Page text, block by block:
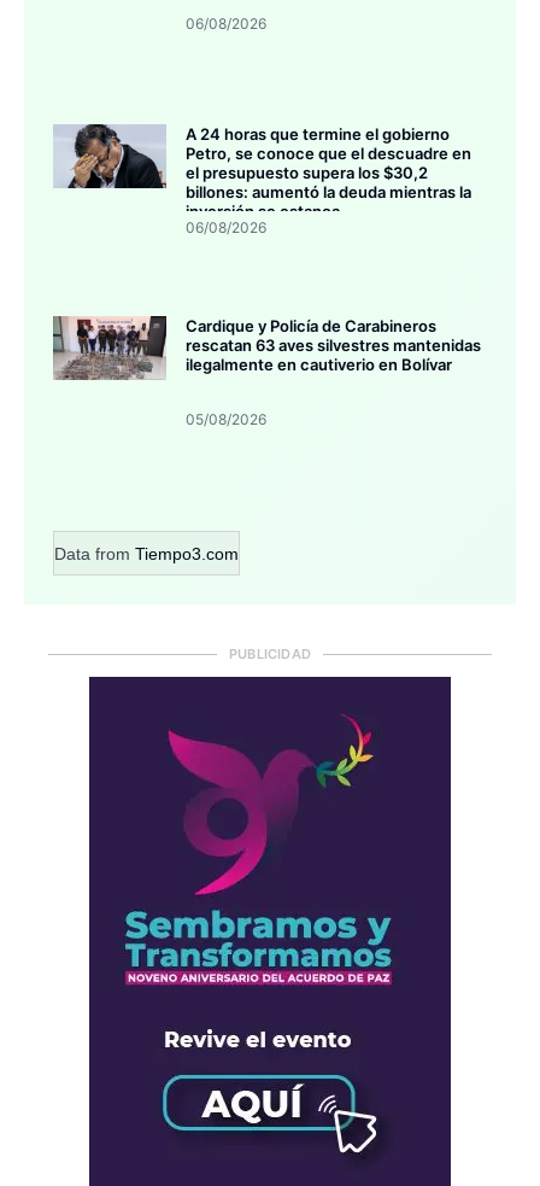
06/08/2026
A 24 horas que termine el gobierno
Petro, se conoce que el descuadre en
el presupuesto supera los $30,2
billones: aumentó la deuda mientras la
inversión se estanca
06/08/2026
Cardique y Policía de Carabineros
rescatan 63 aves silvestres mantenidas
ilegalmente en cautiverio en Bolívar
05/08/2026
Data from Tiempo3.com
PUBLICIDAD